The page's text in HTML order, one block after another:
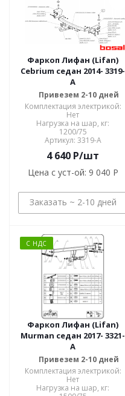
Фаркоп Лифан (Lifan)
Cebrium седан 2014- 3319-
A
Привезем 2-10 дней
Комплектация электрикой:
Нет
Нагрузка на шар, кг:
1200/75
Артикул: 3319-A
4 640 P/шт
Цена с уст-ой: 9 040 P
Заказать ~ 2-10 дней
С НДС
Фаркоп Лифан (Lifan)
Murman седан 2017- 3321-
A
Привезем 2-10 дней
Комплектация электрикой:
Нет
Нагрузка на шар, кг: